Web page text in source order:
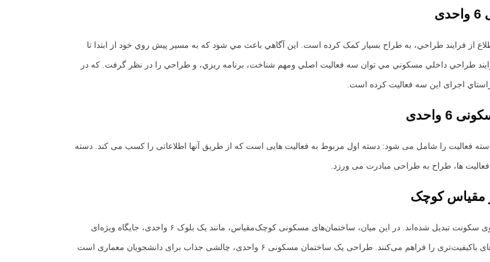
داخلي فضاهاي مسكوني پروژه معماری ساختمان مسکونی 6 واحدی ، اطلاع از فرايند طراحي، به طراح بسیار کمک کرده است. اين آگاهي باعث مي شود كه به مسير پيش روي خود از ابتدا تا
طراحي داخلي مسكوني مي توان سه فعاليت اصلي ومهم شناخت، برنامه ريزي، و طراحي را در نظر گرفت. که در
واحدی
فضاهای مسکونی در پروژه معماری ساختمان مسکونی 6 واحدی سه دسته فعالیت را شامل می شود: دسته اول مربوط به فعالیت هایی است که از طریق آنها اطلاعاتی را کسب می کند. دسته
ها، طراح به طراحی مبادرت می ورزد.
در شهرهای پرتراکم امروز، آپارتمان‌ها و ساختمان‌های مسکونی چندواحدی به اصلی‌ترین الگوی سکونت تبدیل شده‌اند. در این میان، ساختمان‌های مسکونی کوچک‌مقیاس، مانند یک بلوک ۶ واحدی، جایگاه ویژه‌ای
دارند. این پروژه‌ها به دلیل مقیاس انسانی‌تر، فرصتی برای ایجاد حس همسایگی و خلق فضاهای باکیفیت‌تری را فراهم می‌کنند. طراحی یک ساختمان مسکونی ۶ واحدی، چالشی جذاب برای دانشجویان معماری است